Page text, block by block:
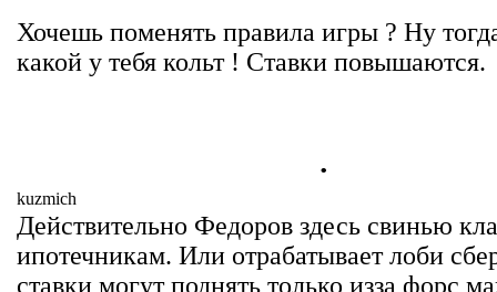
Хочешь поменять правила игры ? Ну
какой у тебя кольт ! Ставки повышаются.
.
kuzmich
Действительно Федоров здесь свинью
ипотечникам. Или отрабатывает лоби
ставки могут поднять только изза форс